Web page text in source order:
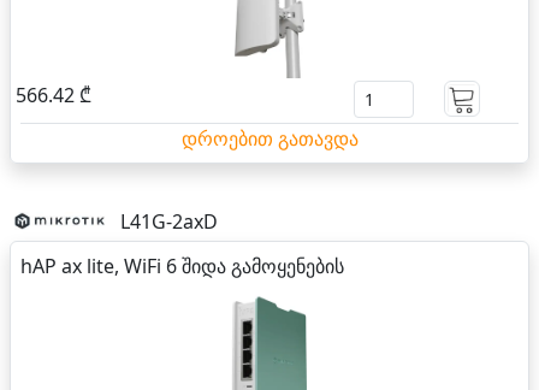
566.42 ₾
დროებით გათავდა
L41G-2axD
hAP ax lite, WiFi 6 შიდა გამოყენების